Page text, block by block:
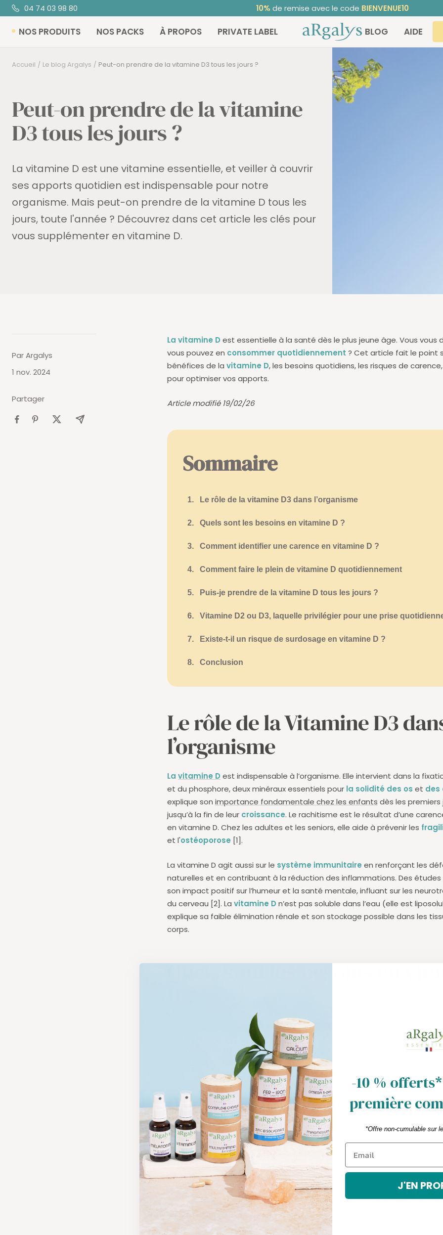
Passer
au
contenu
04 74 03 98 80 Noté 4,68/5 sur TrustedShops ⭐ | +30 000 clients satisfaits
NOS PRODUITS NOS PACKS À PROPOS PRIVATE LABEL ARGALYS BLOG AIDE
Accueil Le blog Argalys Peut-on prendre de la vitamine D3 tous les jours ?
Peut-on prendre de la vitamine
D3 tous les jours ?
La vitamine D est une vitamine essentielle, et veiller à couvrir
ses apports quotidien est indispensable pour notre
organisme. Mais peut-on prendre de la vitamine D tous les
jours, toute l'année ? Découvrez dans cet article les clés pour
vous supplémenter en vitamine D.
Par Argalys
1 nov. 2024
Partager
La vitamine D est essentielle à la santé dès le plus jeune âge. Vous vous
vous pouvez en consommer quotidiennement ? Cet article fait le point
bénéfices de la vitamine D, les besoins quotidiens, les risques de
pour optimiser vos apports.
Article modifié 19/02/26
Sommaire
1. Le rôle de la vitamine D3 dans l’organisme
2. Quels sont les besoins en vitamine D ?
3. Comment identifier une carence en vitamine D ?
4. Comment faire le plein de vitamine D quotidiennement
5. Puis-je prendre de la vitamine D tous les jours ?
6. Vitamine D2 ou D3, laquelle privilégier pour une prise
7. Existe-t-il un risque de surdosage en vitamine D ?
8. Conclusion
Le rôle de la Vitamine D3
l’organisme
La vitamine D est indispensable à l’organisme. Elle intervient dans la
et du phosphore, deux minéraux essentiels pour la solidité des os et des
explique son importance fondamentale chez les enfants dès les premiers
jusqu’à la fin de leur croissance. Le rachitisme est le résultat d’une
en vitamine D. Chez les adultes et les seniors, elle aide à prévenir les
et l'ostéoporose [1].
La vitamine D agit aussi sur le système immunitaire en renforçant les
naturelles et en contribuant à la réduction des inflammations. Des
son impact positif sur l’humeur et la santé mentale, influant sur les
du cerveau [2]. La vitamine D n’est pas soluble dans l’eau (elle est
explique sa faible élimination rénale et son stockage possible dans les
corps.
Quels sont les besoins en
Les besoins physiologiques quotidiens en vitamine D
Exprimés en kg de poids corporel, les besoins sont donc beaucoup plus
les enfants en croissance.
Quelle dose de vitamine D3 prendre
jour ?
Pour les adultes, les apports journaliers souhaitables se situent entre 500
(unités internationales), bien que des doses plus élevées jusqu’à 1000-
être nécessaires en cas d'exposition solaire réduite ou de risque accru de
Les enfants, dès la naissance, ont des besoins particulièrement élevés en
apports recommandés vont de 400 UI par jour pour les nourrissons à 800
enfants et adolescents [4]. En période de croissance, la vitamine D est
-10 %
première
*Offre non-cumulable sur
J'EN